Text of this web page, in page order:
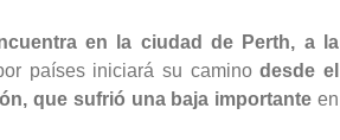
en la ciudad de Perth, a la
países iniciará su caminodesde el
que sufrió una baja importante en